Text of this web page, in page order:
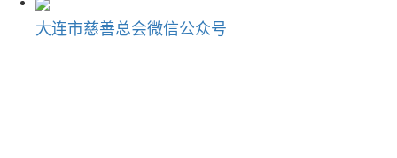
大连市慈善总会微信公众号